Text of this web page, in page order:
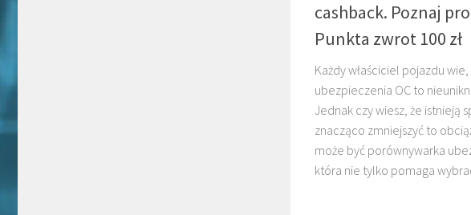
cashback. Poznaj
Punkta zwrot 100 zł
Każdy właściciel pojazdu
ubezpieczenia OC to
Jednak czy wiesz, że istnieją
znacząco zmniejszyć to
może być porównywarka
która nie tylko pomaga